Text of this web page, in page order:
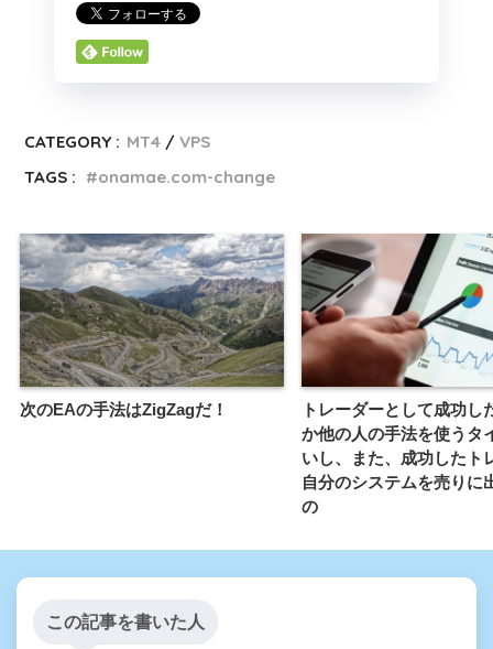
CATEGORY : MT4
VPS
TAGS :
onamae.com-change
次のEAの手法はZigZagだ！
トレーダーとして成功し
か他の人の手法を使うタ
いし、また、成功したト
自分のシステムを売りに
の
この記事を書いた人